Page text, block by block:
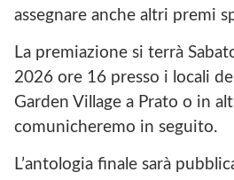
assegnare anche altri premi
La premiazione si terrà
2026 ore 16 presso i locali
Garden Village a Prato o in
comunicheremo in seguito.
L’antologia finale sarà